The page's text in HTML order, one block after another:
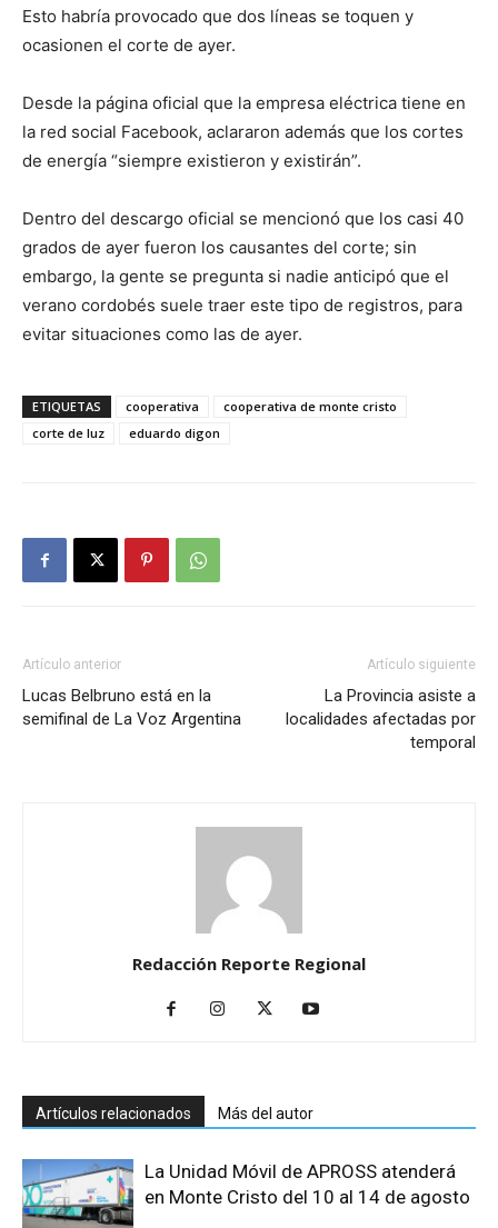
Esto habría provocado que dos líneas se toquen y
ocasionen el corte de ayer.
Desde la página oficial que la empresa eléctrica tiene en
la red social Facebook, aclararon además que los cortes
de energía “siempre existieron y existirán”.
Dentro del descargo oficial se mencionó que los casi 40
grados de ayer fueron los causantes del corte; sin
embargo, la gente se pregunta si nadie anticipó que el
verano cordobés suele traer este tipo de registros, para
evitar situaciones como las de ayer.
ETIQUETAS cooperativa
cooperativa de monte cristo
corte de luz
eduardo digon
Artículo anterior
Lucas Belbruno está en la
semifinal de La Voz Argentina
Artículo siguiente
La Provincia asiste a
localidades afectadas por
temporal
Redacción Reporte Regional
Artículos relacionados Más del autor
La Unidad Móvil de APROSS atenderá
en Monte Cristo del 10 al 14 de agosto